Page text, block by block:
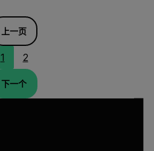
上一页
1 2
下一个